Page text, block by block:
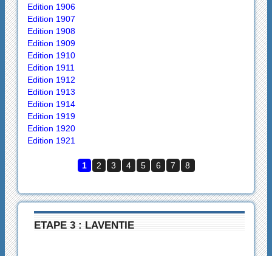
Edition 1906
Edition 1907
Edition 1908
Edition 1909
Edition 1910
Edition 1911
Edition 1912
Edition 1913
Edition 1914
Edition 1919
Edition 1920
Edition 1921
1 2 3 4 5 6 7 8
ETAPE 3 : LAVENTIE